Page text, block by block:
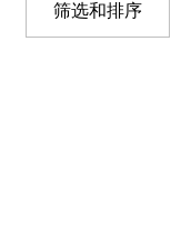
筛选和排序